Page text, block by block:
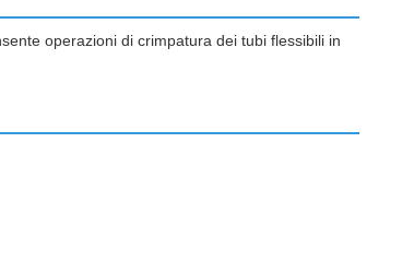
operazioni di crimpatura dei tubi flessibili in